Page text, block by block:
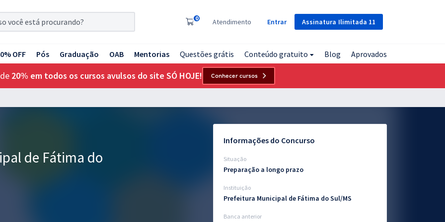
Assinatura Ilimitada 11
0 Atendimento Entrar
OFF Pós Graduação OAB Mentorias Questões grátis Conteúdo gratuito Blog Aprovados
20% em todos os cursos avulsos do site SÓ HOJE! Conhecer cursos
de Fátima do
Informações do Concurso
Situação
Preparação a longo prazo
Instituição
Prefeitura Municipal de Fátima do Sul/MS
Banca anterior